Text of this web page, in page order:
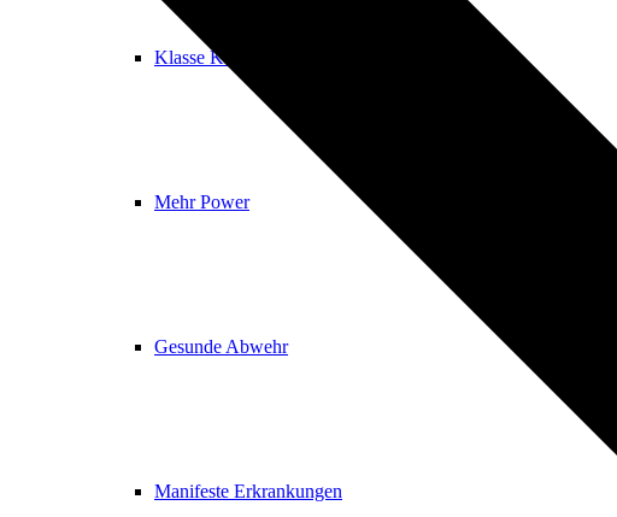
Klasse Kinder
Mehr Power
Gesunde Abwehr
Manifeste Erkrankungen